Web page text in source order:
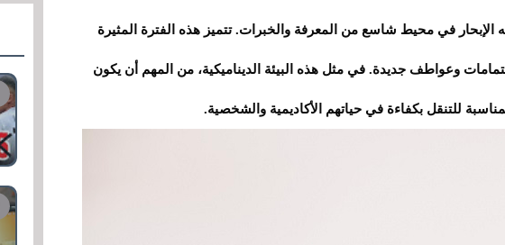
الإبحار في محيط شاسع من المعرفة والخبرات. تتميز هذه الفترة المثيرة
وعواطف جديدة. في مثل هذه البيئة الديناميكية، من المهم أن يكون
للتنقل بكفاءة في حياتهم الأكاديمية والشخصية.